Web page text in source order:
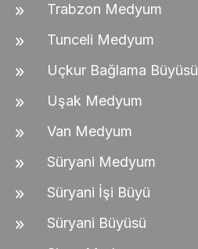
Trabzon Medyum
Tunceli Medyum
Uçkur Bağlama Büyüsü
Uşak Medyum
Van Medyum
Süryani Medyum
Süryani İşi Büyü
Süryani Büyüsü